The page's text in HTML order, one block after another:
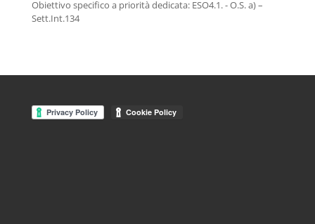
Obiettivo specifico a priorità dedicata: ESO4.1. - O.S. a) –
Sett.Int.134